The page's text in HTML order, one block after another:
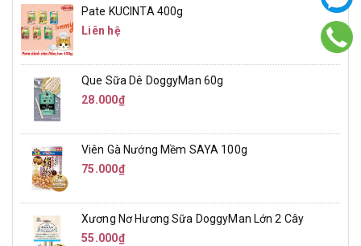
Pate KUCINTA 400g
Liên hệ
Que Sữa Dê DoggyMan 60g
28.000₫
Viên Gà Nướng Mềm SAYA 100g
75.000₫
Xương Nơ Hương Sữa DoggyMan Lớn 2 Cây
55.000₫